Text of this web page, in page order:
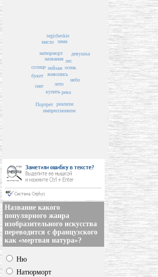
пейзаж
названия
живопись
лето
натюрморт
купить
солнце
лес
зима
осень
букет
масло
река
снег
tegicheskie
реализм
небо
импрессионизм
Портрет
девушка
Название какого
популярного жанра
изобразительного искусства
переводится с французского
как «мертвая натура»?
Ню
Натюрморт